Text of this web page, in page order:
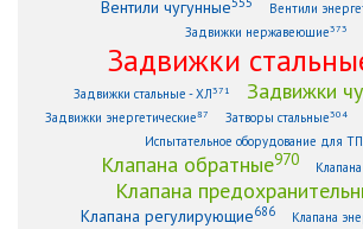
Вентили чугунные Вентили
Задвижки нержавеющие373
Задвижки
Задвижки стальные - ХЛ371 Задвижки
Задвижки энергетические87 Затворы стальные304
Испытательное оборудование для
Клапана обратные970
Клапана
Клапана регулирующие686 Клапана